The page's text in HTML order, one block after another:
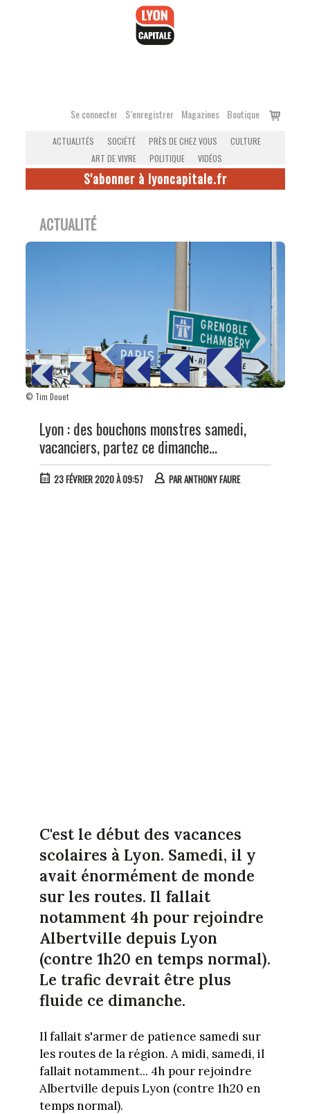
Se connecter S’enregistrer Magazines Boutique
Voir
ACTUALITÉS SOCIÉTÉ PRÈS DE CHEZ VOUS
CULTURE
ART DE VIVRE
POLITIQUE VIDÉOS
S'abonner à lyoncapitale.fr
ACTUALITÉ
© Tim Douet
Lyon : des bouchons monstres samedi,
vacanciers, partez ce dimanche...
23 FÉVRIER 2020 À 09:57 PARANTHONY FAURE
C'est le début des vacances
scolaires à Lyon. Samedi, il y
avait énormément de monde
sur les routes. Il fallait
notamment 4h pour rejoindre
Albertville depuis Lyon
(contre 1h20 en temps normal).
Le trafic devrait être plus
fluide ce dimanche.
Il fallait s'armer de patience samedi sur
les routes de la région. A midi, samedi, il
fallait notamment... 4h pour rejoindre
Albertville depuis Lyon (contre 1h20 en
temps normal).